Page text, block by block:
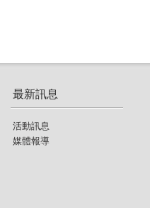
最新訊息
活動訊息
媒體報導